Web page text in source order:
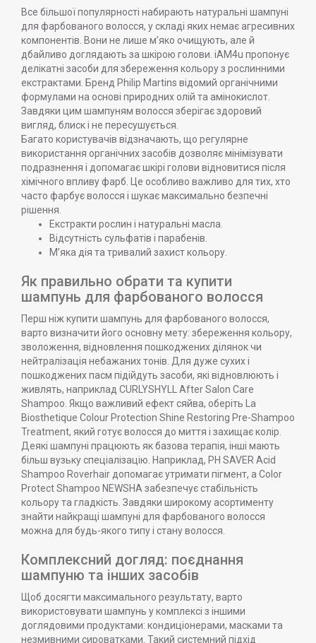
Все більшої популярності набирають натуральні шампуні
для фарбованого волосся, у складі яких немає агресивних
компонентів. Вони не лише м’яко очищують, але й
дбайливо доглядають за шкірою голови. iAM4u пропонує
делікатні засоби для збереження кольору з рослинними
екстрактами. Бренд Philip Martins відомий органічними
формулами на основі природних олій та амінокислот.
Завдяки цим шампуням волосся зберігає здоровий
вигляд, блиск і не пересушується.
Багато користувачів відзначають, що регулярне
використання органічних засобів дозволяє мінімізувати
подразнення і допомагає шкірі голови відновитися після
хімічного впливу фарб. Це особливо важливо для тих, хто
часто фарбує волосся і шукає максимально безпечні
рішення.
Екстракти рослин і натуральні масла.
Відсутність сульфатів і парабенів.
М’яка дія та тривалий захист кольору.
Як правильно обрати та купити
шампунь для фарбованого волосся
Перш ніж купити шампунь для фарбованого волосся,
варто визначити його основну мету: збереження кольору,
зволоження, відновлення пошкоджених ділянок чи
нейтралізація небажаних тонів. Для дуже сухих і
пошкоджених пасм підійдуть засоби, які відновлюють і
живлять, наприклад CURLYSHYLL After Salon Care
Shampoo. Якщо важливий ефект сяйва, оберіть La
Biosthetique Colour Protection Shine Restoring Pre-Shampoo
Treatment, який готує волосся до миття і захищає колір.
Деякі шампуні працюють як базова терапія, інші мають
більш вузьку спеціалізацію. Наприклад, PH SAVER Acid
Shampoo Roverhair допомагає утримати пігмент, а Color
Protect Shampoo NEWSHA забезпечує стабільність
кольору та гладкість. Завдяки широкому асортименту
знайти найкращі шампуні для фарбованого волосся
можна для будь-якого типу і стану волосся.
Комплексний догляд: поєднання
шампуню та інших засобів
Щоб досягти максимального результату, варто
використовувати шампунь у комплексі з іншими
доглядовими продуктами: кондиціонерами, масками та
незмивними сироватками. Такий системний підхід